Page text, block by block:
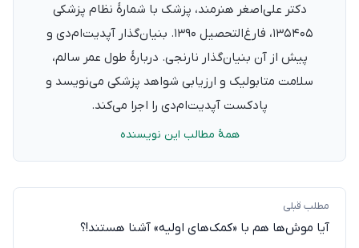
دکتر علی‌اصغر هنرمند، پزشک با شمارهٔ نظام پزشکی
۱۳۵۴۰۵، فارغ‌التحصیل ۱۳۹۰. بنیان‌گذار آپدیت‌ام‌دی و
پیش از آن بنیان‌گذار نارنجی. دربارهٔ طول عمر سالم،
سلامت متابولیک و ارزیابی شواهد پزشکی می‌نویسد و
پادکست آپدیت‌ام‌دی را اجرا می‌کند.
همهٔ مطالب این نویسنده
مطلب قبلی
آیا موش‌ها هم با «کمک‌های اولیه» آشنا هستند!؟